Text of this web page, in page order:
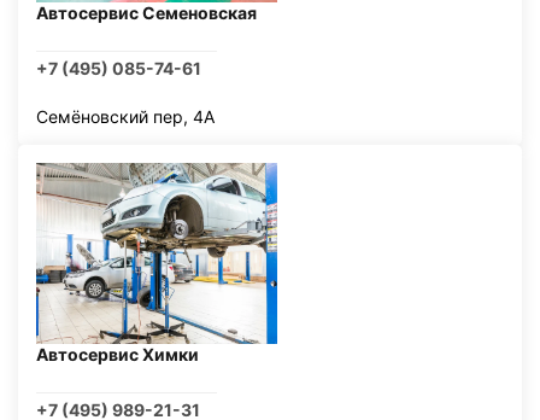
Автосервис Семеновская
+7 (495) 085-74-61
Семёновский пер, 4А
Автосервис Химки
+7 (495) 989-21-31